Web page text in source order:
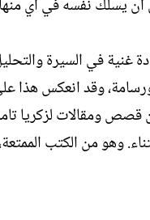
أن يسلك نفسه في أي
غنية في السيرة
وقد انعكس هذا
قصص ومقالات لزكريا
وهو من الكتب